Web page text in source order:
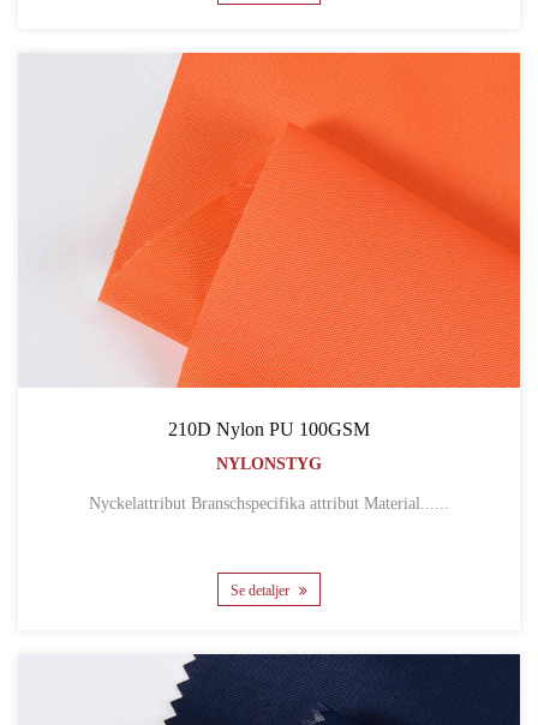
210D Nylon PU 100GSM
NYLONSTYG
Nyckelattribut Branschspecifika attribut Material......
Se detaljer